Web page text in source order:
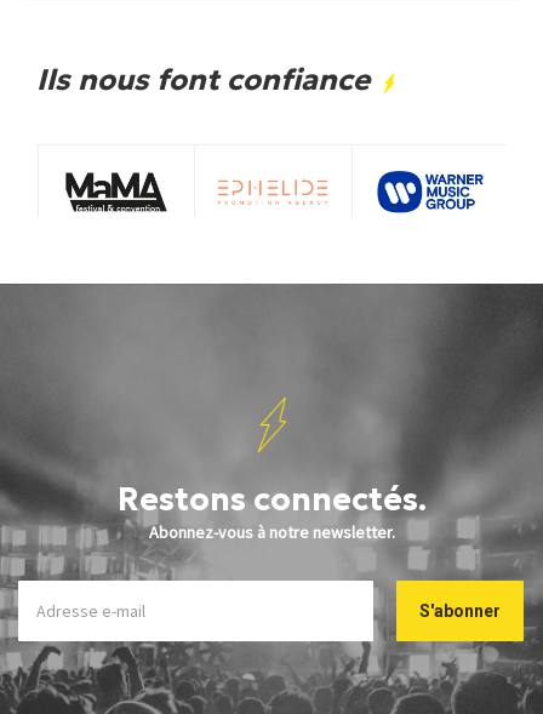
Ils nous font confiance
Restons connectés.
Abonnez-vous à notre newsletter.